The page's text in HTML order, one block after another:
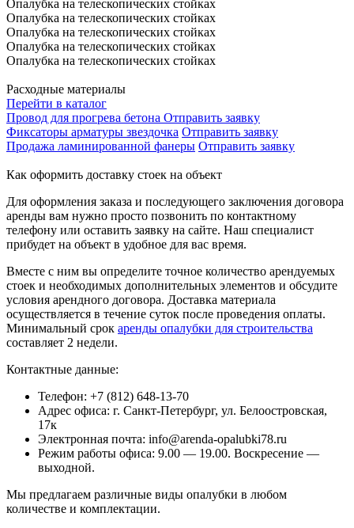
Опалубка на телескопических стойках
Опалубка на телескопических стойках
Опалубка на телескопических стойках
Опалубка на телескопических стойках
Опалубка на телескопических стойках
Расходные материалы
Перейти в каталог
Провод для прогрева бетона Отправить заявку
Фиксаторы арматуры звездочка Отправить заявку
Продажа ламинированной фанеры Отправить заявку
Как оформить доставку стоек на объект
Для оформления заказа и последующего заключения договора
аренды вам нужно просто позвонить по контактному
телефону или оставить заявку на сайте. Наш специалист
прибудет на объект в удобное для вас время.
Вместе с ним вы определите точное количество арендуемых
стоек и необходимых дополнительных элементов и обсудите
условия арендного договора. Доставка материала
осуществляется в течение суток после проведения оплаты.
Минимальный срок аренды опалубки для строительства
составляет 2 недели.
Контактные данные:
Телефон: +7 (812) 648-13-70
Адрес офиса: г. Санкт-Петербург, ул. Белоостровская,
17к
Электронная почта: info@arenda-opalubki78.ru
Режим работы офиса: 9.00 — 19.00. Воскресение —
выходной.
Мы предлагаем различные виды опалубки в любом
количестве и комплектации.